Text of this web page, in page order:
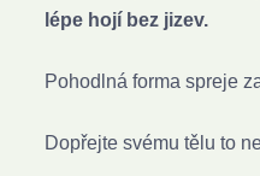
lépe hojí bez jizev.
Pohodlná forma spreje
Dopřejte svému tělu to